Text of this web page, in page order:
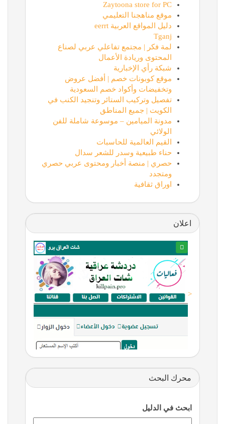
Zaytoona store for PC
موقع مناهجنا التعليمي
دليل المواقع العربية eerrt
Tganj
لمة فكر | مجتمع تفاعلي عربي لصناع
المحتوى وريادة الأعمال
شبكة رأي الإخبارية
موقع كوبونات خصم | أفضل عروض
وتخفيضات وأكواد خصم السعودية
تفصيل وتركيب الستائر وتنجيد الكنب في
الكويت | جميع المناطق
مدونة الميامين – موسوعة شاملة للفن
الولائي
القيم العالمية للحاسبات
حناء طبيعية وسدر للشعر سدال
حصري | منصة أخبار ومحتوى عربي حصري
ومتجدد
اوراق ثقافية
اعلان
<
محرك البحث
ابحث في الدليل